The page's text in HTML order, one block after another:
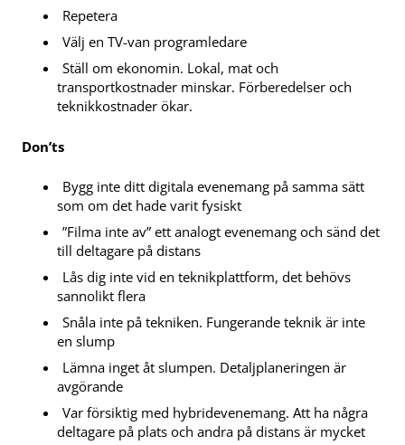
Repetera
Välj en TV-van programledare
Ställ om ekonomin. Lokal, mat och
transportkostnader minskar. Förberedelser och
teknikkostnader ökar.
Don’ts
Bygg inte ditt digitala evenemang på samma sätt
som om det hade varit fysiskt
”Filma inte av” ett analogt evenemang och sänd det
till deltagare på distans
Lås dig inte vid en teknikplattform, det behövs
sannolikt flera
Snåla inte på tekniken. Fungerande teknik är inte
en slump
Lämna inget åt slumpen. Detaljplaneringen är
avgörande
Var försiktig med hybridevenemang. Att ha några
deltagare på plats och andra på distans är mycket